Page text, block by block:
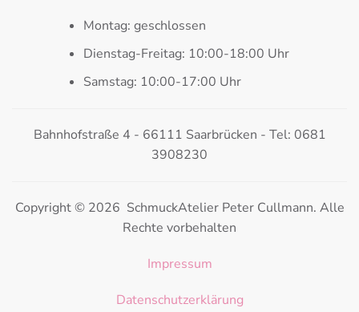
Montag: geschlossen
Dienstag-Freitag: 10:00-18:00 Uhr
Samstag: 10:00-17:00 Uhr
Bahnhofstraße 4 - 66111 Saarbrücken - Tel: 0681
3908230
Copyright © 2026 SchmuckAtelier Peter Cullmann. Alle
Rechte vorbehalten
Impressum
Datenschutzerklärung